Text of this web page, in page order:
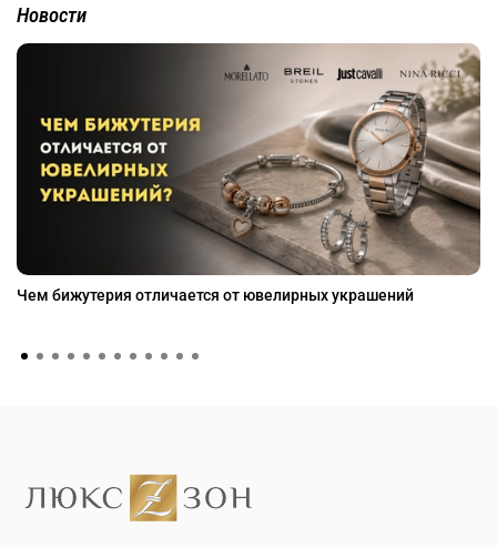
Новости
Чем бижутерия отличается от ювелирных украшений